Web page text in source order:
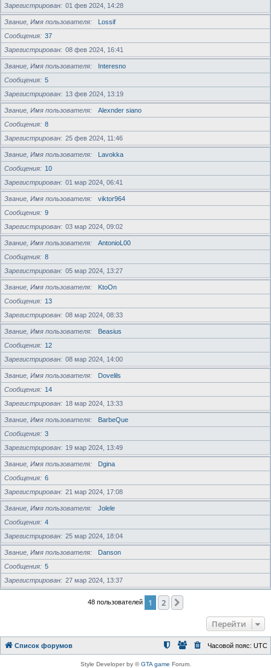
Зарегистрирован
01 фев 2024, 14:28
Звание, Имя пользователя
Lossif
Сообщения
37
Зарегистрирован
08 фев 2024, 16:41
Звание, Имя пользователя
Interesno
Сообщения
5
Зарегистрирован
13 фев 2024, 13:19
Звание, Имя пользователя
Alexnder siano
Сообщения
8
Зарегистрирован
25 фев 2024, 11:46
Звание, Имя пользователя
Lavokka
Сообщения
10
Зарегистрирован
01 мар 2024, 06:41
Звание, Имя пользователя
viktor964
Сообщения
9
Зарегистрирован
03 мар 2024, 09:02
Звание, Имя пользователя
AntonioL00
Сообщения
8
Зарегистрирован
05 мар 2024, 13:27
Звание, Имя пользователя
KtoOn
Сообщения
13
Зарегистрирован
08 мар 2024, 08:33
Звание, Имя пользователя
Beasius
Сообщения
12
Зарегистрирован
08 мар 2024, 14:00
Звание, Имя пользователя
Dovelils
Сообщения
14
Зарегистрирован
18 мар 2024, 13:33
Звание, Имя пользователя
BarbeQue
Сообщения
3
Зарегистрирован
19 мар 2024, 13:49
Звание, Имя пользователя
Dgina
Сообщения
6
Зарегистрирован
21 мар 2024, 17:08
Звание, Имя пользователя
Jolele
Сообщения
4
Зарегистрирован
25 мар 2024, 18:04
Звание, Имя пользователя
Danson
Сообщения
5
Зарегистрирован
27 мар 2024, 13:37
48 пользователей 1 2
Перейти
Список форумов Часовой пояс: UTC
Style Developer by ©GTA game Forum.